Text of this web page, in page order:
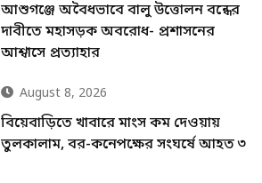
আশুগঞ্জে অবৈধভাবে বালু উত্তোলন বন্ধের
দাবীতে মহাসড়ক অবরোধ- প্রশাসনের
আশ্বাসে প্রত্যাহার
August 8, 2026
বিয়েবাড়িতে খাবারে মাংস কম দেওয়ায়
তুলকালাম, বর-কনেপক্ষের সংঘর্ষে আহত ৩